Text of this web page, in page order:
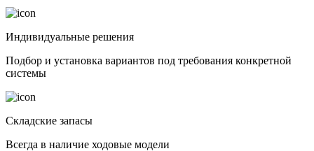
Индивидуальные решения
Подбор и установка вариантов под требования конкретной
системы
Складские запасы
Всегда в наличие ходовые модели